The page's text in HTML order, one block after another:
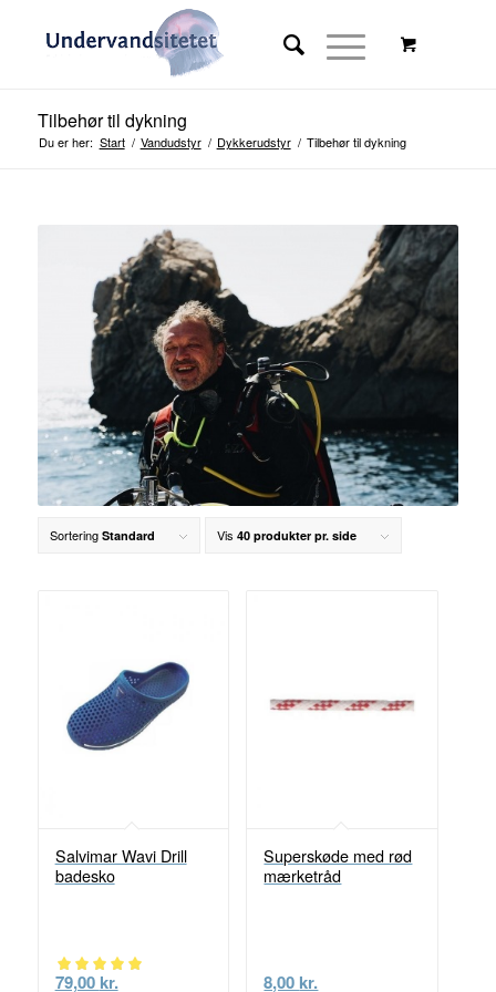
Tilbehør til dykning
Du er her: Start / Vandudstyr / Dykkerudstyr / Tilbehør til dykning
Sortering Standard Vis 40 produkter pr. side
Salvimar Wavi Drill
badesko
79,00 kr.
Superskøde med rød
mærketråd
8,00 kr.